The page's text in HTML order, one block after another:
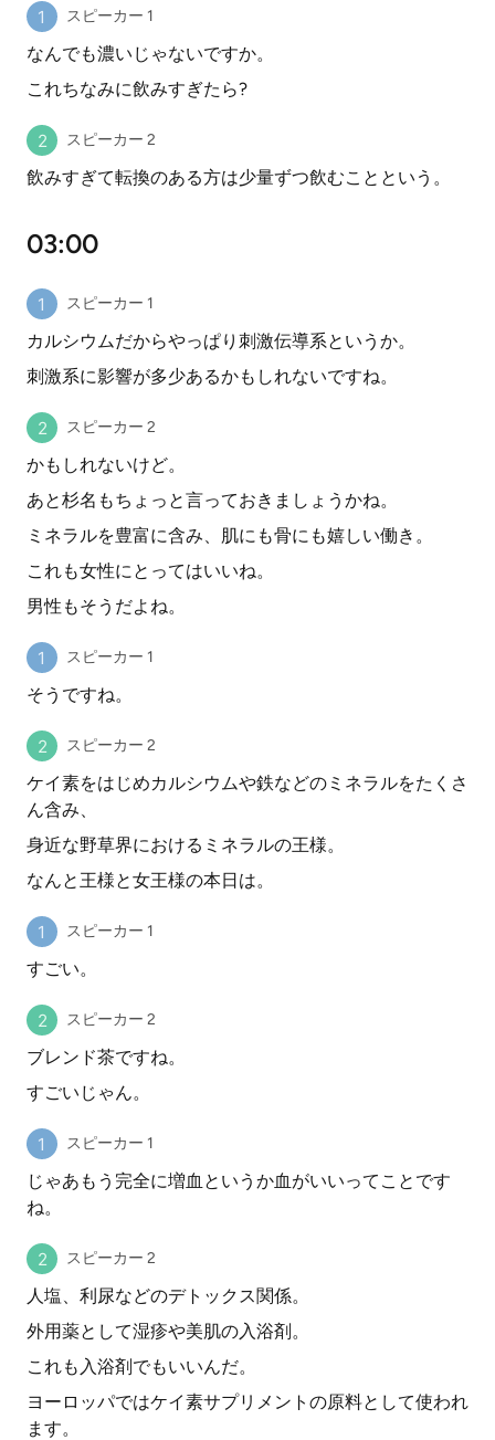
スピーカー 1
なんでも濃いじゃないですか。
これちなみに飲みすぎたら?
スピーカー 2
飲みすぎて転換のある方は少量ずつ飲むことという。
03:00
スピーカー 1
カルシウムだからやっぱり刺激伝導系というか。
刺激系に影響が多少あるかもしれないですね。
スピーカー 2
かもしれないけど。
あと杉名もちょっと言っておきましょうかね。
ミネラルを豊富に含み、肌にも骨にも嬉しい働き。
これも女性にとってはいいね。
男性もそうだよね。
スピーカー 1
そうですね。
スピーカー 2
ケイ素をはじめカルシウムや鉄などのミネラルをたくさ
ん含み、
身近な野草界におけるミネラルの王様。
なんと王様と女王様の本日は。
スピーカー 1
すごい。
スピーカー 2
ブレンド茶ですね。
すごいじゃん。
スピーカー 1
じゃあもう完全に増血というか血がいいってことです
ね。
スピーカー 2
人塩、利尿などのデトックス関係。
外用薬として湿疹や美肌の入浴剤。
これも入浴剤でもいいんだ。
ヨーロッパではケイ素サプリメントの原料として使われ
ます。